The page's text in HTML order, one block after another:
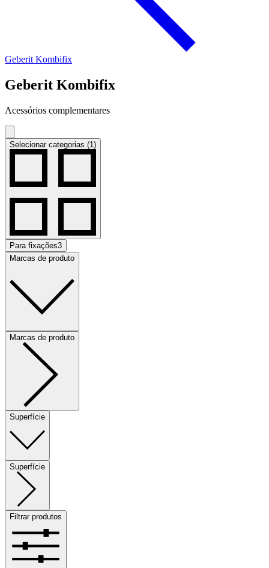
Geberit Kombifix
Geberit Kombifix
Acessórios complementares
Selecionar categorias (1)
Para fixações3
Marcas de produto
Marcas de produto
Superfície
Superfície
Filtrar produtos